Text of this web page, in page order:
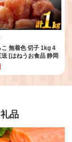
こ 無着色 切子 1kg 4
[はねうお食品 静岡
タラコ 鱈子
並切 バラ子 ◇
品